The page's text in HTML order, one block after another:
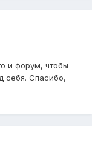
и форум, чтобы
себя. Спасибо,